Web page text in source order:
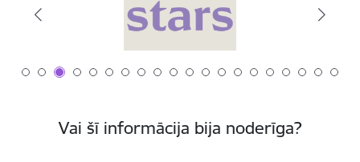
Vai šī informācija bija noderīga?